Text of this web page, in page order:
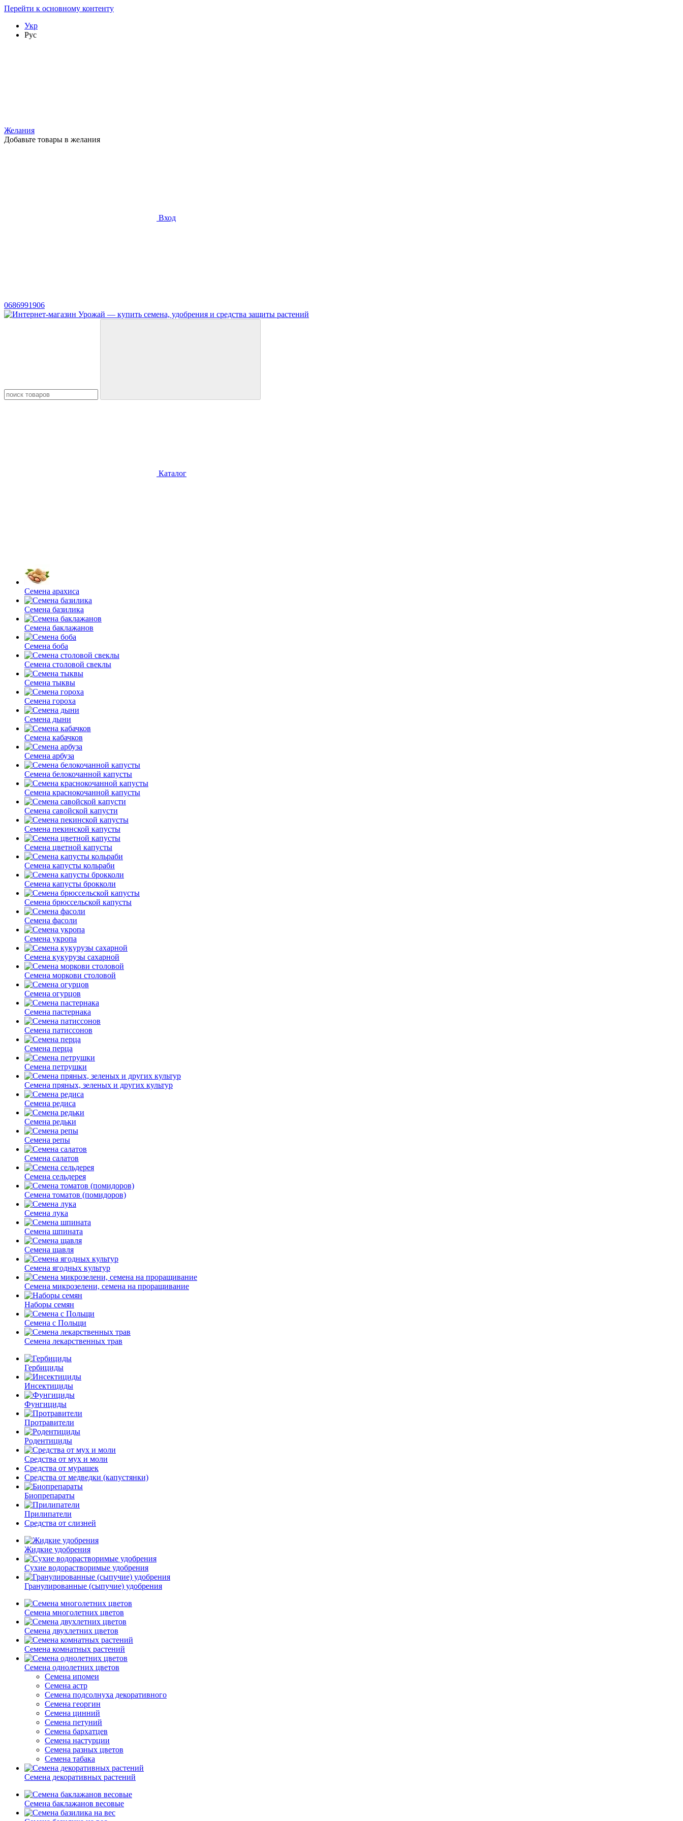
Перейти к основному контенту
Укр
Рус
Желания
Добавьте товары в желания
Вход
0686991906
Каталог
Семена арахиса
Семена базилика
Семена баклажанов
Семена боба
Семена столовой свеклы
Семена тыквы
Семена гороха
Семена дыни
Семена кабачков
Семена арбуза
Семена белокочанной капусты
Семена краснокочанной капусты
Семена савойской капусти
Семена пекинской капусты
Семена цветной капусты
Семена капусты кольраби
Семена капусты брокколи
Семена брюссельской капусты
Семена фасоли
Семена укропа
Семена кукурузы сахарной
Семена моркови столовой
Семена огурцов
Семена пастернака
Семена патиссонов
Семена перца
Семена петрушки
Семена пряных, зеленых и других культур
Семена редиса
Семена редьки
Семена репы
Семена салатов
Семена сельдерея
Семена томатов (помидоров)
Семена лука
Семена шпината
Семена щавля
Семена ягодных культур
Семена микрозелени, семена на проращивание
Наборы семян
Семена с Польщи
Семена лекарственных трав
Гербициды
Инсектициды
Фунгициды
Протравители
Родентициды
Средства от мух и моли
Средства от мурашек
Средства от медведки (капустянки)
Биопрепараты
Прилипатели
Средства от слизней
Жидкие удобрения
Сухие водорастворимые удобрения
Гранулированные (сыпучие) удобрения
Семена многолетних цветов
Семена двухлетних цветов
Семена комнатных растений
Семена однолетних цветов
Семена ипомеи
Семена астр
Семена подсолнуха декоративного
Семена георгин
Семена цинний
Семена петуний
Семена бархатцев
Семена настурции
Семена разных цветов
Семена табака
Семена декоративных растений
Семена баклажанов весовые